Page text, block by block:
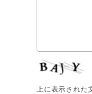
上に表示された